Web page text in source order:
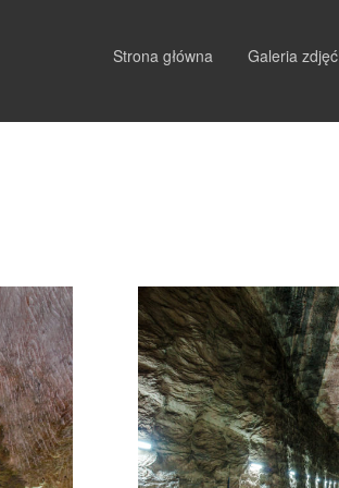
Strona główna Galeria zdjęć